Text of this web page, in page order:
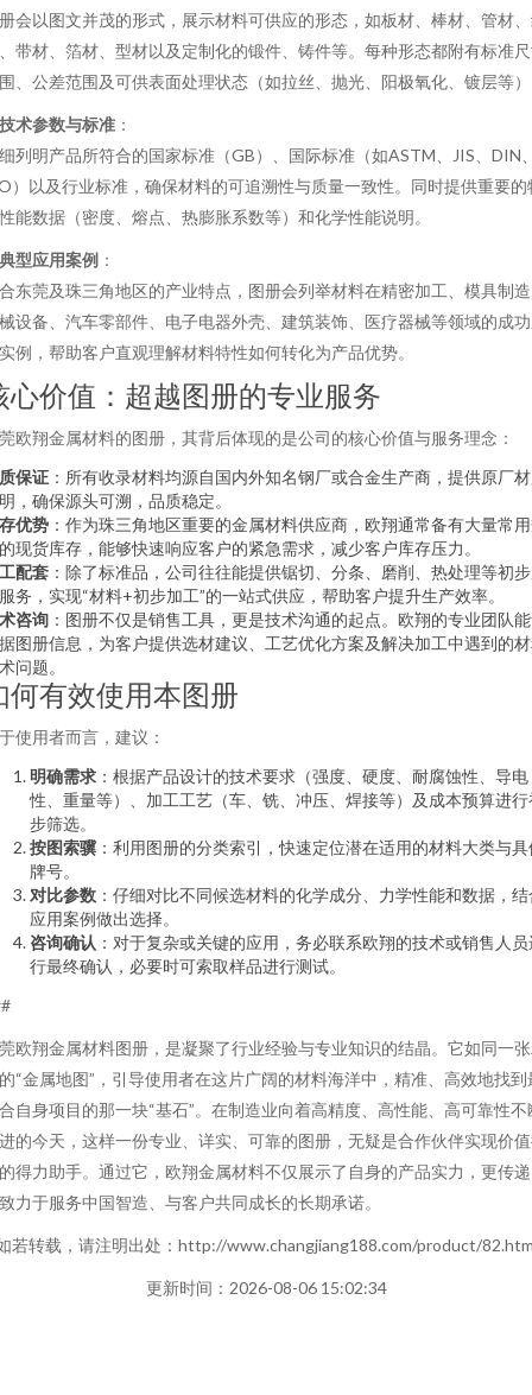
会以图文并茂的形式，展示材料可供应的形态，如板材、棒材、管材
带材、箔材、型材以及定制化的锻件、铸件等。每种形态都附有标准
、公差范围及可供表面处理状态（如拉丝、抛光、阳极氧化、镀层等
技术参数与标准 ：
列明产品所符合的国家标准（GB）、国际标准（如ASTM、JIS、DIN
）以及行业标准，确保材料的可追溯性与质量一致性。同时提供重要的
能数据（密度、熔点、热膨胀系数等）和化学性能说明。
典型应用案例 ：
东莞及珠三角地区的产业特点，图册会列举材料在精密加工、模具制
设备、汽车零部件、电子电器外壳、建筑装饰、医疗器械等领域的成
例，帮助客户直观理解材料特性如何转化为产品优势。
心价值：超越图册的专业服务
欧翔金属材料的图册，其背后体现的是公司的核心价值与服务理念：
保证 ：所有收录材料均源自国内外知名钢厂或合金生产商，提供原厂
，确保源头可溯，品质稳定。
优势 ：作为珠三角地区重要的金属材料供应商，欧翔通常备有大量常
现货库存，能够快速响应客户的紧急需求，减少客户库存压力。
配套 ：除了标准品，公司往往能提供锯切、分条、磨削、热处理等初
务，实现“材料+初步加工”的一站式供应，帮助客户提升生产效率。
咨询 ：图册不仅是销售工具，更是技术沟通的起点。欧翔的专业团队
图册信息，为客户提供选材建议、工艺优化方案及解决加工中遇到的
问题。
何有效使用本图册
使用者而言，建议：
明确需求 ：根据产品设计的技术要求（强度、硬度、耐腐蚀性、导电
性、重量等）、加工工艺（车、铣、冲压、焊接等）及成本预算进行
步筛选。
按图索骥 ：利用图册的分类索引，快速定位潜在适用的材料大类与具
牌号。
对比参数 ：仔细对比不同候选材料的化学成分、力学性能和数据，结
应用案例做出选择。
咨询确认 ：对于复杂或关键的应用，务必联系欧翔的技术或销售人员
行最终确认，必要时可索取样品进行测试。
欧翔金属材料图册，是凝聚了行业经验与专业知识的结晶。它如同一
“金属地图”，引导使用者在这片广阔的材料海洋中，精准、高效地找到
自身项目的那一块“基石”。在制造业向着高精度、高性能、高可靠性不
的今天，这样一份专业、详实、可靠的图册，无疑是合作伙伴实现价
得力助手。通过它，欧翔金属材料不仅展示了自身的产品实力，更传
力于服务中国智造、与客户共同成长的长期承诺。
若转载，请注明出处：http://www.changjiang188.com/product/
更新时间：2026-08-06 15:02:34